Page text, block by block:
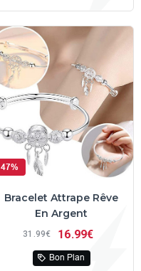
47%
Bracelet Attrape Rêve
En Argent
31 99€ 16 99€
Bon Plan